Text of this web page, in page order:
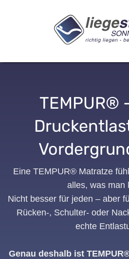
TEMPUR®
Eine TEMPUR® Matratze
alles, was man
Nicht besser für jeden – aber
Rücken-, Schulter- oder
echte
Genau deshalb ist